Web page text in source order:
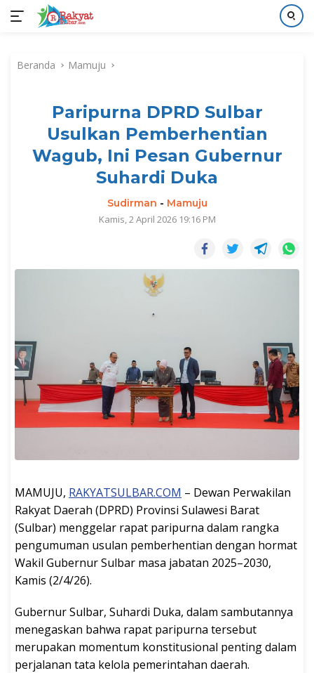
kontenBeranda Mamuju
Paripurna DPRD Sulbar
Usulkan Pemberhentian
Wagub, Ini Pesan Gubernur
Suhardi Duka
Sudirman - Mamuju
Kamis, 2 April 2026 19:16 PM
MAMUJU, RAKYATSULBAR.COM – Dewan Perwakilan
Rakyat Daerah (DPRD) Provinsi Sulawesi Barat
(Sulbar) menggelar rapat paripurna dalam rangka
pengumuman usulan pemberhentian dengan hormat
Wakil Gubernur Sulbar masa jabatan 2025–2030,
Kamis (2/4/26).
Gubernur Sulbar, Suhardi Duka, dalam sambutannya
menegaskan bahwa rapat paripurna tersebut
merupakan momentum konstitusional penting dalam
perjalanan tata kelola pemerintahan daerah.